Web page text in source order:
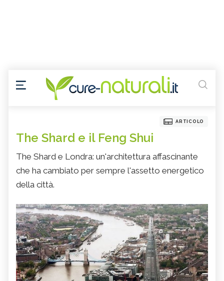
ARTICOLO
The Shard e il Feng Shui
The Shard e Londra: un'architettura affascinante
che ha cambiato per sempre l'assetto energetico
della città.